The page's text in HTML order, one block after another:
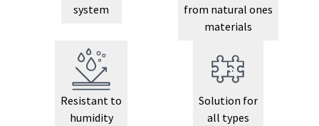
system
from natural ones
materials
Resistant to
humidity
Solution for
all types